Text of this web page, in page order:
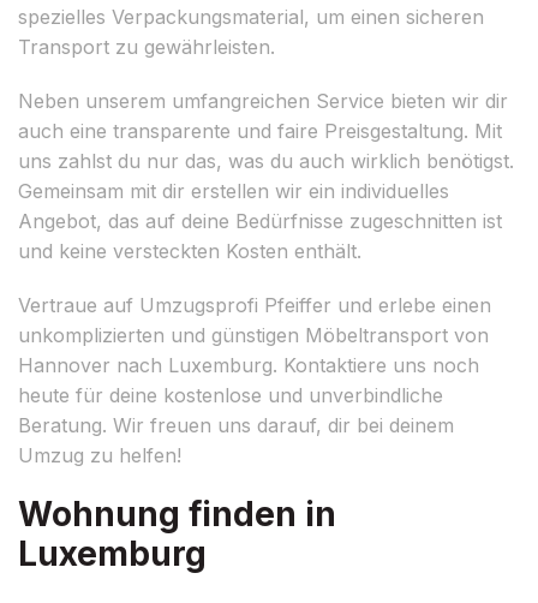
spezielles Verpackungsmaterial, um einen sicheren
Transport zu gewährleisten.
Neben unserem umfangreichen Service bieten wir dir
auch eine transparente und faire Preisgestaltung. Mit
uns zahlst du nur das, was du auch wirklich benötigst.
Gemeinsam mit dir erstellen wir ein individuelles
Angebot, das auf deine Bedürfnisse zugeschnitten ist
und keine versteckten Kosten enthält.
Vertraue auf Umzugsprofi Pfeiffer und erlebe einen
unkomplizierten und günstigen Möbeltransport von
Hannover nach Luxemburg. Kontaktiere uns noch
heute für deine kostenlose und unverbindliche
Beratung. Wir freuen uns darauf, dir bei deinem
Umzug zu helfen!
Wohnung finden in
Luxemburg